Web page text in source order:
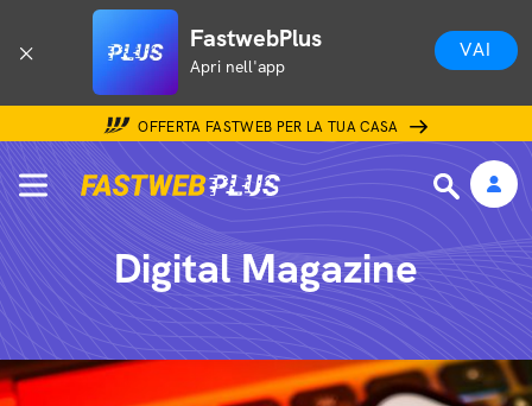
FastwebPlus
Apri nell'app
VAI
OFFERTA FASTWEB PER LA TUA CASA
Digital Magazine